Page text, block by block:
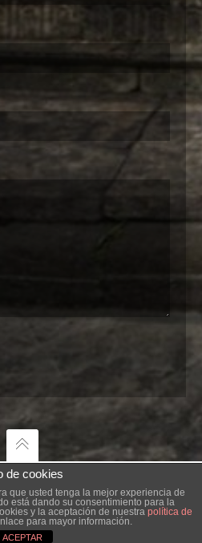
CREATIVA
de cookies
que usted tenga la mejor experiencia de
está dando su consentimiento para la
y la aceptación de nuestra política de
para mayor información.
ACEPTAR